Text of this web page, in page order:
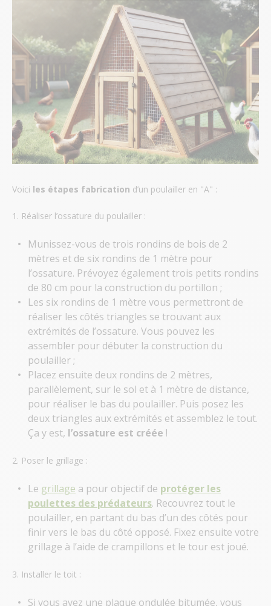
Voici les étapes fabrication d’un poulailler en "A" :
1. Réaliser l’ossature du poulailler :
Munissez-vous de trois rondins de bois de 2
mètres et de six rondins de 1 mètre pour
l’ossature. Prévoyez également trois petits rondins
de 80 cm pour la construction du portillon ;
Les six rondins de 1 mètre vous permettront de
réaliser les côtés triangles se trouvant aux
extrémités de l’ossature. Vous pouvez les
assembler pour débuter la construction du
poulailler ;
Placez ensuite deux rondins de 2 mètres,
parallèlement, sur le sol et à 1 mètre de distance,
pour réaliser le bas du poulailler. Puis posez les
deux triangles aux extrémités et assemblez le tout.
Ça y est, l’ossature est créée !
2. Poser le grillage :
Le grillage a pour objectif de protéger les
poulettes des prédateurs. Recouvrez tout le
poulailler, en partant du bas d’un des côtés pour
finir vers le bas du côté opposé. Fixez ensuite votre
grillage à l’aide de crampillons et le tour est joué.
3. Installer le toit :
Si vous avez une plaque ondulée bitumée, vous